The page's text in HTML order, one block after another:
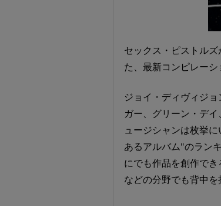
セックス・ピストルズ
た、最新コンピレーシ
ジョイ・ディヴィジ
ガー、グリーン・デ
ュージシャンは枚挙
あるアルバム"のラン
にでも作品を創作で
などの分野でも背中を